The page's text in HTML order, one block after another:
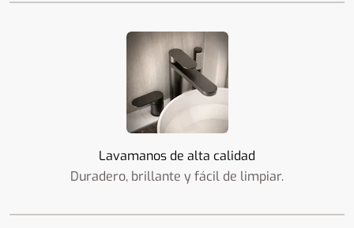
Lavamanos de alta calidad
Duradero, brillante y fácil de limpiar.